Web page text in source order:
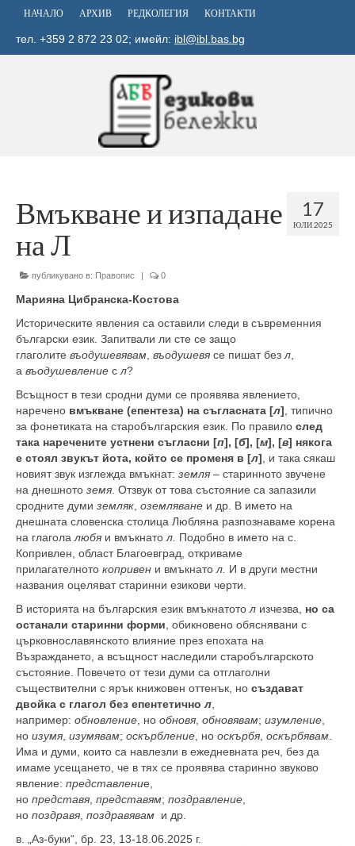
НАЧАЛО АРХИВ РЕДКОЛЕГИЯ КОНТАКТИ
тел. +359 2 872 23 02; имейл: ibl@ibl.bas.bg
17
ЮЛИ 2025
Вмъкване и изпадане
на Л
публикувано в: Правопис | 0
Марияна Цибранска-Костова
Историческите явления са оставили следи в съвременния
български език. Запитвали ли сте се защо
глаголите въодушевявам въодушевя се пишат без л
а въодушевление с л?
Всъщност в тези сродни думи се проявява явлението,
наречено вмъкване (епентеза) на съгласната [л] , типично
за фонетиката на старобългарския език. По правило след
така наречените устнени съгласни [п], [б], [м], [в] някога
е стоял звукът йота, който се променя в [л] , и така сякаш
новият звук изглежда вмъкнат: земля – старинното звучене
на днешното земя . Отзвук от това състояние са запазили
сродните думи земляк оземляване и др. В името на
днешната словенска столица Любляна разпознаваме корена
на глагола любя и вмъкнато л. Подобно в името на с.
Копривлен, област Благоевград, откриваме
прилагателното копривен и вмъкнато л. И в други местни
названия оцеляват старинни езикови черти.
В историята на българския език вмъкнатото л изчезва, но са
останали старинни форми , обикновено обяснявани с
църковнославянското влияние през епохата на
Възраждането, а всъщност наследили старобългарското
състояние. Повечето от тези думи са отглаголни
съществителни с ярък книжовен оттенък, но създават
двойка с глагол без епентетичнол
например: обновление , но обновя обновявам; изумление
но изумя изумявам; оскърбление , но оскърбя оскърбявам
Има и думи, които са навлезли в ежедневната реч, без да
имаме усещането, че в тях се проявява старинно звуково
явление: представление,
но представя представям; поздравление
но поздравя поздравявам и др.
в. „Аз-буки“, бр. 23, 13-18.06.2025 г.